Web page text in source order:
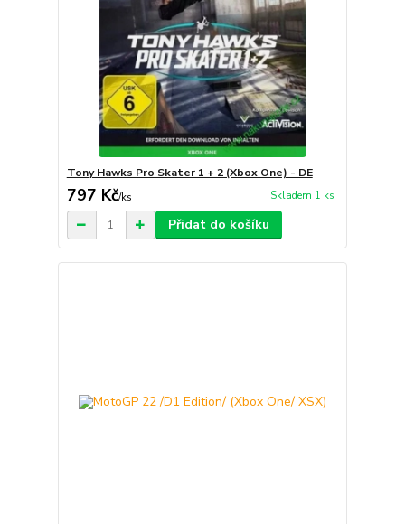
Tony Hawks Pro Skater 1 + 2 (Xbox One) - DE
797 Kč/ks Skladem 1 ks
Přidat do košíku